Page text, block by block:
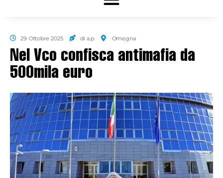
29 Ottobre 2025 di a.p. Omegna
Nel Vco confisca antimafia da
500mila euro